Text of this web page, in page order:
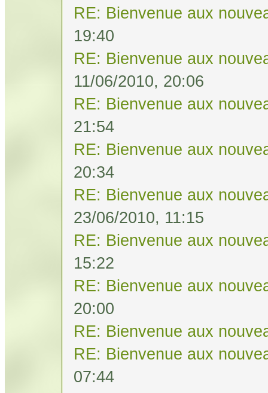
RE: Bienvenue aux
19:40
RE: Bienvenue aux
11/06/2010, 20:06
RE: Bienvenue aux
21:54
RE: Bienvenue aux
20:34
RE: Bienvenue aux
23/06/2010, 11:15
RE: Bienvenue aux
15:22
RE: Bienvenue aux
20:00
RE: Bienvenue aux
RE: Bienvenue aux
07:44